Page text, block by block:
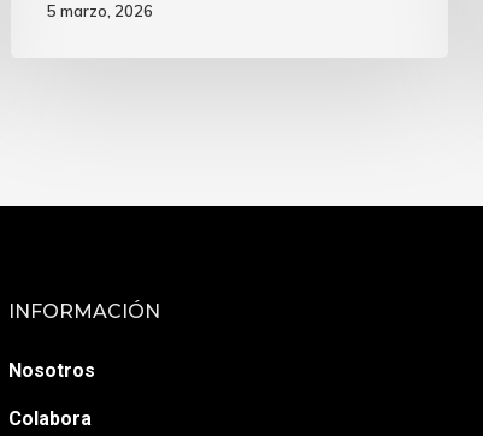
5 marzo, 2026
INFORMACIÓN
Nosotros
Colabora